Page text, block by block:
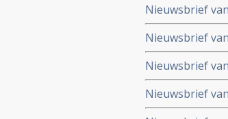
Nieuwsbrief
Nieuwsbrief
Nieuwsbrief
Nieuwsbrief